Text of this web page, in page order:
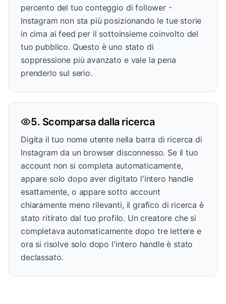
percento del tuo conteggio di follower -
Instagram non sta più posizionando le tue storie
in cima ai feed per il sottoinsieme coinvolto del
tuo pubblico. Questo è uno stato di
soppressione più avanzato e vale la pena
prenderlo sul serio.
5. Scomparsa dalla ricerca
Digita il tuo nome utente nella barra di ricerca di
Instagram da un browser disconnesso. Se il tuo
account non si completa automaticamente,
appare solo dopo aver digitato l'intero handle
esattamente, o appare sotto account
chiaramente meno rilevanti, il grafico di ricerca è
stato ritirato dal tuo profilo. Un creatore che si
completava automaticamente dopo tre lettere e
ora si risolve solo dopo l'intero handle è stato
declassato.